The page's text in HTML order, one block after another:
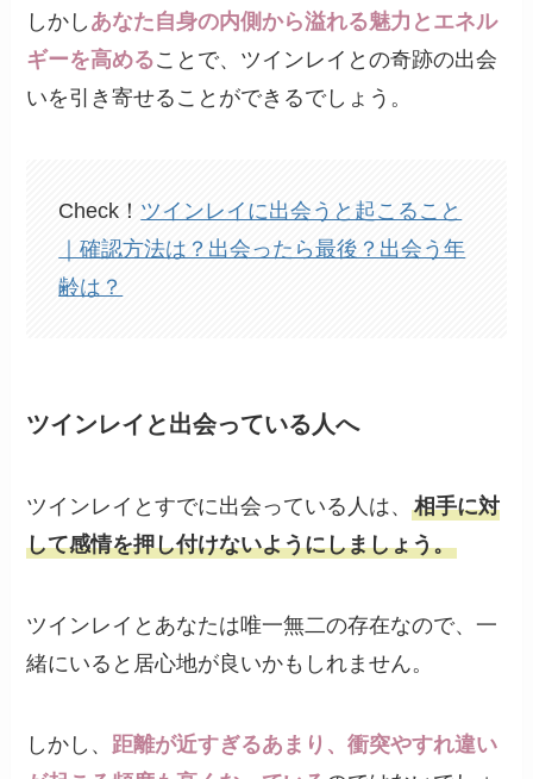
しかし あなた自身の内側から溢れる魅力とエネル
ギーを高めることで、ツインレイとの奇跡の出会
いを引き寄せることができるでしょう。
Check！ ツインレイに出会うと起こること
｜確認方法は？出会ったら最後？出会う年
齢は？
ツインレイと出会っている人へ
ツインレイとすでに出会っている人は、相手に対
して感情を押し付けないようにしましょう。
ツインレイとあなたは唯一無二の存在なので、一
緒にいると居心地が良いかもしれません。
しかし、 距離が近すぎるあまり、衝突やすれ違い